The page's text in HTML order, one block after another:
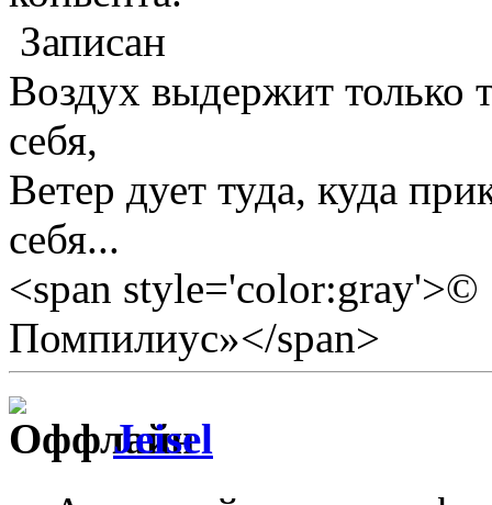
Записан
Воздух выдержит только
себя,
Ветер дует туда, куда
себя...
<span style='color:gray'>©
Помпилиус»</span>
Jeisel